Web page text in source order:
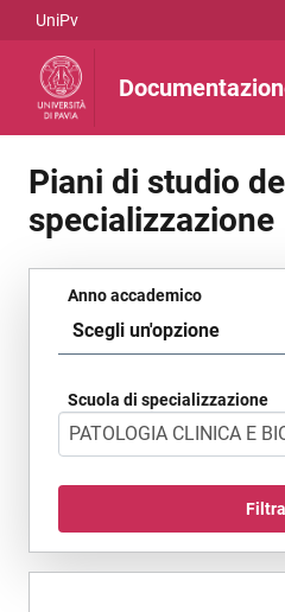
Vai al contenuto
UniPv
Piani di studio
specializzazione
Filtro di ricerca
Anno accademico
Scuola di specializzazione
PATOLOGIA CLINICA E BIOCHIMICA
Filtra